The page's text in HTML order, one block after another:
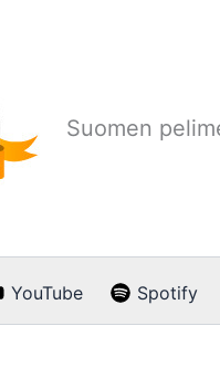
Suomen
YouTube Spotify